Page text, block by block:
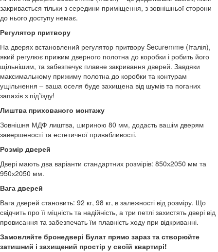
закривається тільки з середини приміщення, з зовнішньої сторони
до нього доступу немає.
Регулятор притвору
На дверях встановлений регулятор притвору Securemme (Італія),
який регулює прижим дверного полотна до коробки і робить його
щільнішим, та забезпечує плавне закривання дверей. Завдяки
максимальному прижиму полотна до коробки та контурам
ущільнення – ваша оселя буде захищена від шумів та поганих
запахів з під’їзду!
Лиштва прихованого монтажу
Зовнішня МДФ лиштва, шириною 80 мм, додасть вашім дверям
завершеності та естетичної привабливості.
Розмір дверей
Двері мають два варіанти стандартних розмірів: 850х2050 мм та
950х2050 мм.
Вага дверей
Вага дверей становить: 92 кг, 98 кг, в залежності від розміру. Що
свідчить про її міцність та надійність, а три петлі захистять двері від
провисання та забезпечать їм плавність ходу при відкриванні.
Замовляйте бронедвері Булат прямо зараз та створюйте
затишний і захищений простір у своїй квартирі!